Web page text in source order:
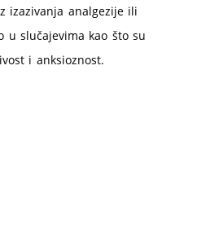
izazivanja analgezije ili
u slučajevima kao što su
i anksioznost.